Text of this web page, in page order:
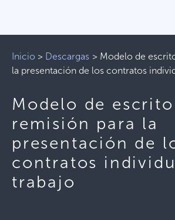
Inicio > Descargas > Modelo de
la presentación de los contratos
Modelo de
remisión para la
presentación de
contratos
trabajo